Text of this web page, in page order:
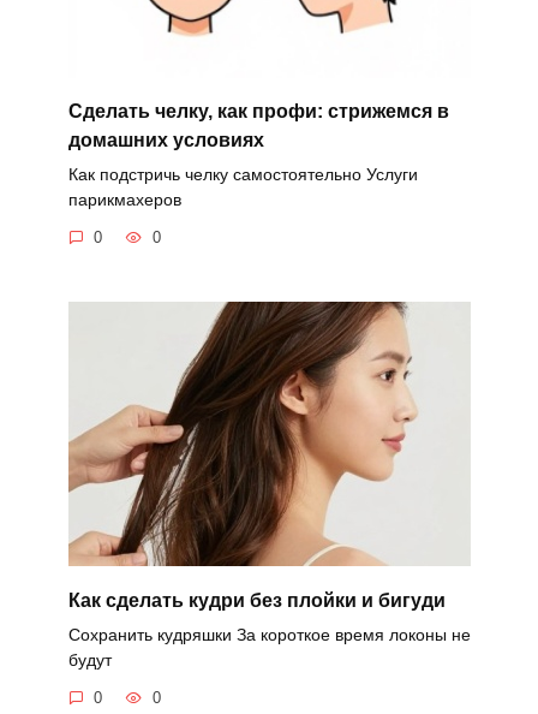
Сделать челку, как профи: стрижемся в
домашних условиях
Как подстричь челку самостоятельно Услуги
парикмахеров
0 0
Как сделать кудри без плойки и бигуди
Сохранить кудряшки За короткое время локоны не
будут
0 0